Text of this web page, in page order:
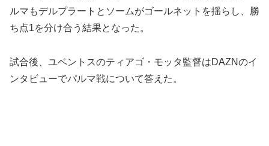
ルマもデルプラートとソームがゴールネットを揺らし、勝
ち点1を分け合う結果となった。
試合後、ユベントスのティアゴ・モッタ監督はDAZNのイ
ンタビューでパルマ戦について答えた。